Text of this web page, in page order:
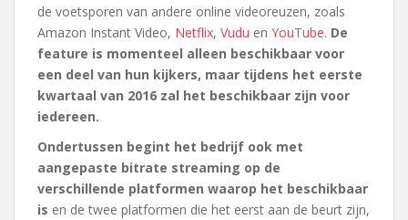
de voetsporen van andere online videoreuzen, zoals
Amazon Instant Video, Netflix, Vudu en YouTube. De
feature is momenteel alleen beschikbaar voor
een deel van hun kijkers, maar tijdens het eerste
kwartaal van 2016 zal het beschikbaar zijn voor
iedereen.
Ondertussen begint het bedrijf ook met
aangepaste bitrate streaming op de
verschillende platformen waarop het beschikbaar
is en de twee platformen die het eerst aan de beurt zijn,